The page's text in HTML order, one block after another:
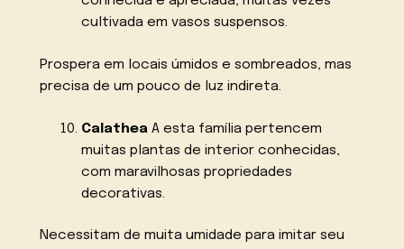
cultivada em vasos suspensos.
Prospera em locais úmidos e sombreados, mas
precisa de um pouco de luz indireta.
CalatheaA esta família pertencem
muitas plantas de interior conhecidas,
com maravilhosas propriedades
decorativas.
Necessitam de muita umidade para imitar seu